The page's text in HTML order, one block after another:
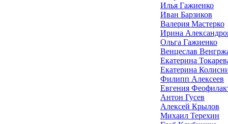
Илья Гажиенко
Иван Барзиков
Валерия Мастерко
Ирина
Ольга Гажиенко
Венцеслав
Екатерина
Екатерина
Филипп Алексеев
Евгения
Антон Гусев
Алексей Крылов
Михаил Терехин